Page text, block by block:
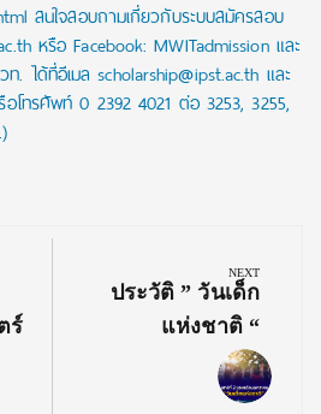
สนใจสอบถามเกี่ยวกับระบบสมัครสอบ
หรือ Facebook: MWITadmission และ
ได้ที่อีเมล scholarship@ipst.ac.th และ
โทรศัพท์ 0 2392 4021 ต่อ 3253, 3255,
ร์
NEXT
Next
ประวัติ ” วันเด็ก
แห่งชาติ “